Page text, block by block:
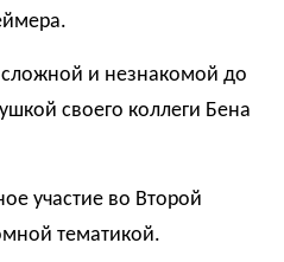
и незнакомой до
своего коллеги Бена
участие во Второй
тематикой.